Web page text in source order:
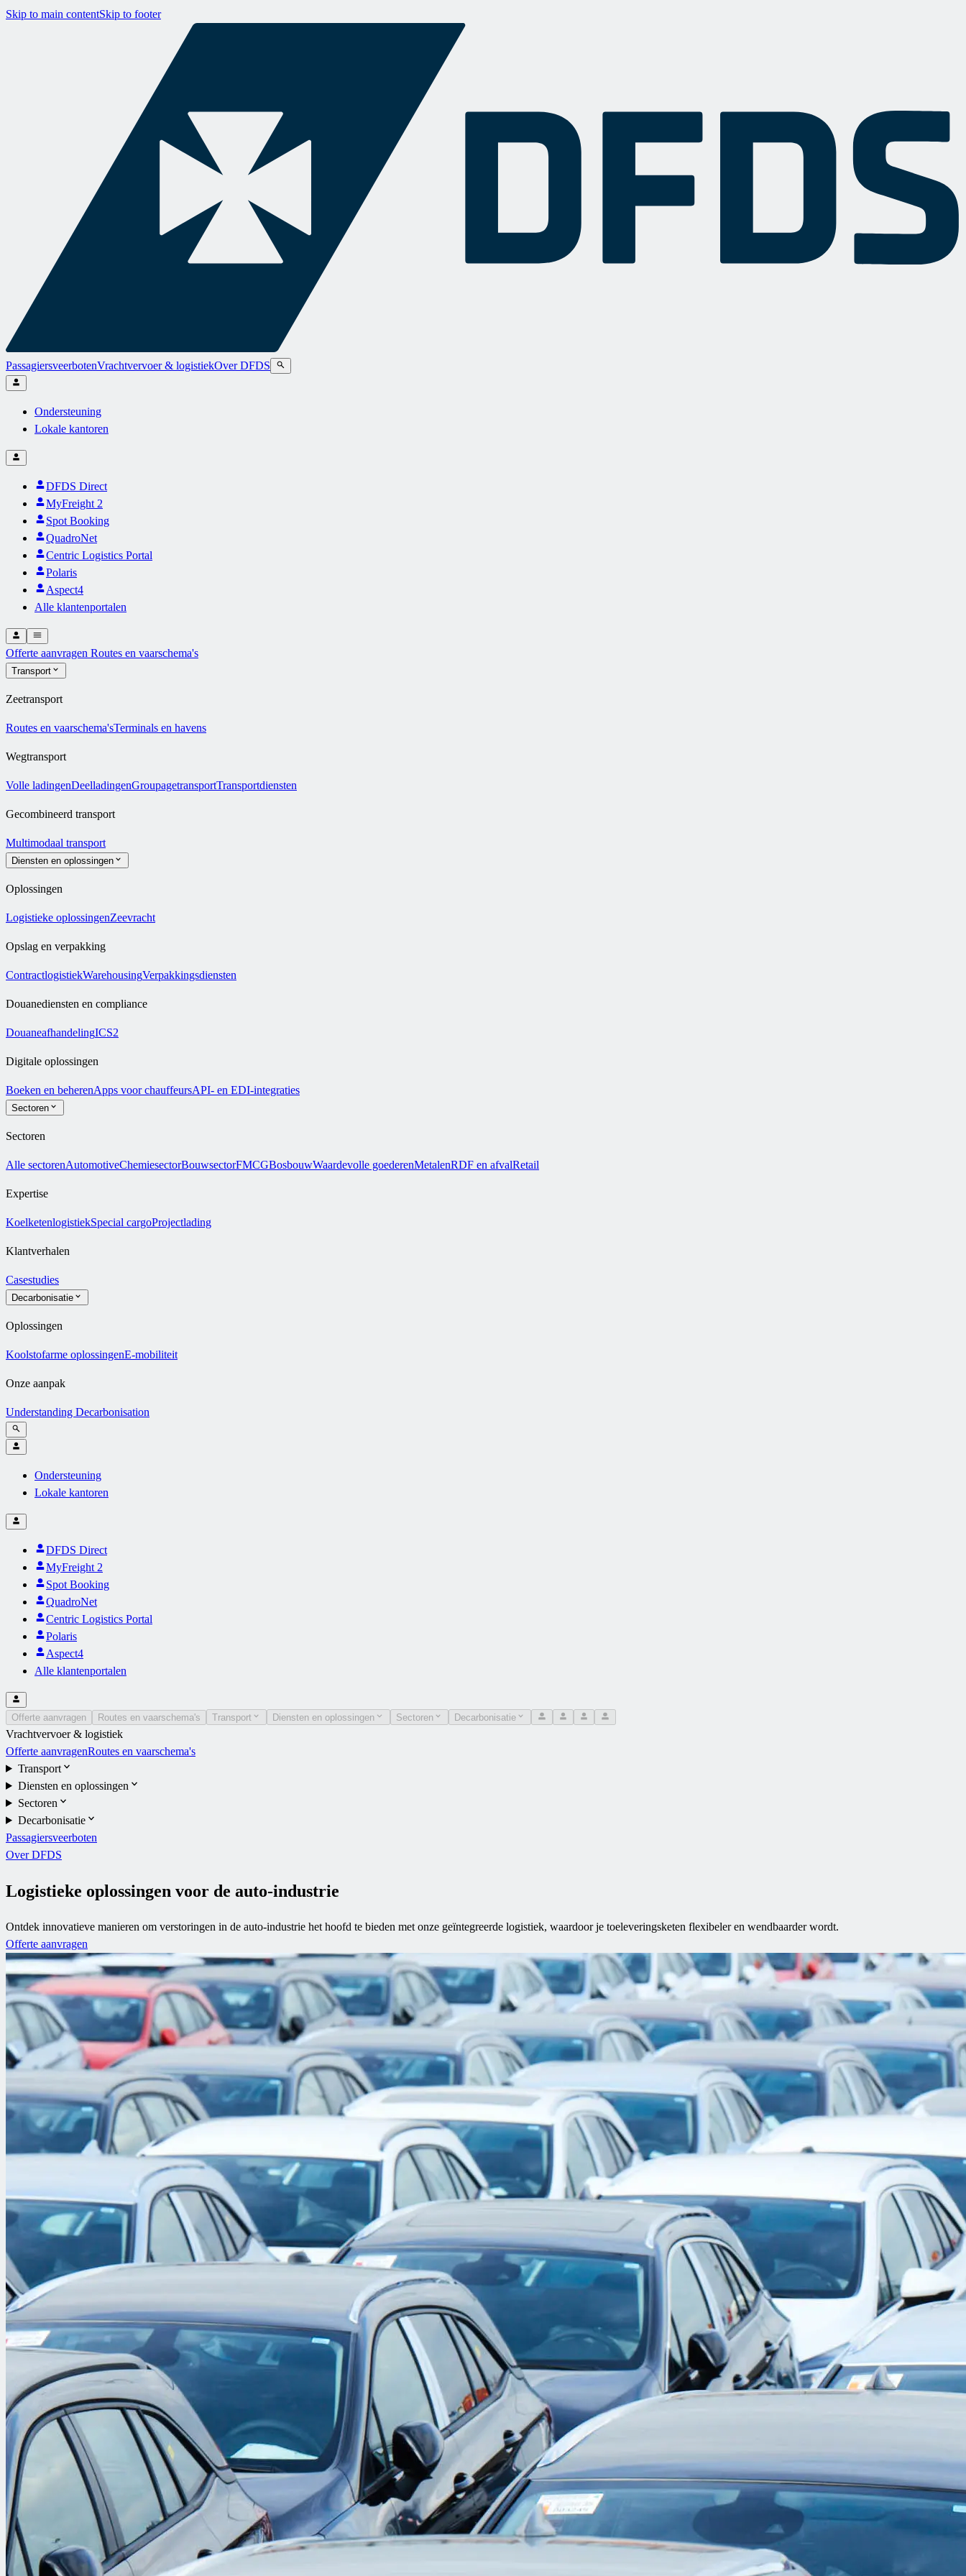
Skip to main contentSkip to footer
PassagiersveerbotenVrachtvervoer & logistiekOver DFDS
Ondersteuning
Lokale kantoren
DFDS Direct
MyFreight 2
Spot Booking
QuadroNet
Centric Logistics Portal
Polaris
Aspect4
Alle klantenportalen
Offerte aanvragen Routes en vaarschema's
Transport
Zeetransport
Routes en vaarschema'sTerminals en havens
Wegtransport
Volle ladingenDeelladingenGroupagetransportTransportdiensten
Gecombineerd transport
Multimodaal transport
Diensten en oplossingen
Oplossingen
Logistieke oplossingenZeevracht
Opslag en verpakking
ContractlogistiekWarehousingVerpakkingsdiensten
Douanediensten en compliance
DouaneafhandelingICS2
Digitale oplossingen
Boeken en beherenApps voor chauffeursAPI- en EDI-integraties
Sectoren
Sectoren
Alle sectorenAutomotiveChemiesectorBouwsectorFMCGBosbouwWaardevolle goederenMetalenRDF en afvalRetail
Expertise
KoelketenlogistiekSpecial cargoProjectlading
Klantverhalen
Casestudies
Decarbonisatie
Oplossingen
Koolstofarme oplossingenE-mobiliteit
Onze aanpak
Understanding Decarbonisation
Ondersteuning
Lokale kantoren
DFDS Direct
MyFreight 2
Spot Booking
QuadroNet
Centric Logistics Portal
Polaris
Aspect4
Alle klantenportalen
Offerte aanvragen Routes en vaarschema's Transport Diensten en oplossingen Sectoren Decarbonisatie
Vrachtvervoer & logistiek
Offerte aanvragenRoutes en vaarschema's
Transport
Diensten en oplossingen
Sectoren
Decarbonisatie
Passagiersveerboten
Over DFDS
Logistieke oplossingen voor de auto-industrie
Ontdek innovatieve manieren om verstoringen in de auto-industrie het hoofd te bieden met onze geïntegreerde logistiek, waardoor je toeleveringsketen flexibeler en wendbaarder wordt.
Offerte aanvragen